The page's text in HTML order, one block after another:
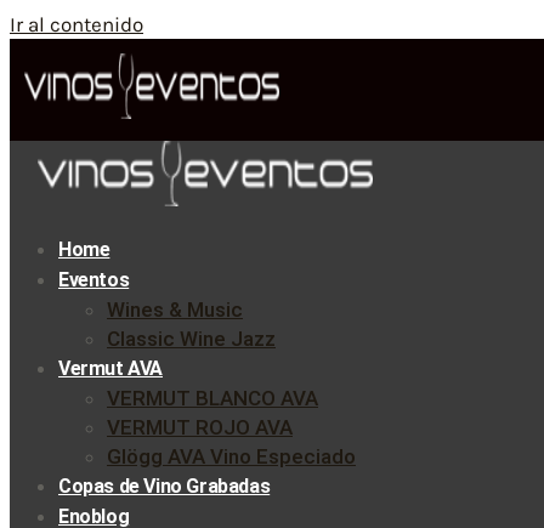
Ir al contenido
Home
Eventos
Wines & Music
Classic Wine Jazz
Vermut AVA
VERMUT BLANCO AVA
VERMUT ROJO AVA
Glögg AVA Vino Especiado
Copas de Vino Grabadas
Enoblog